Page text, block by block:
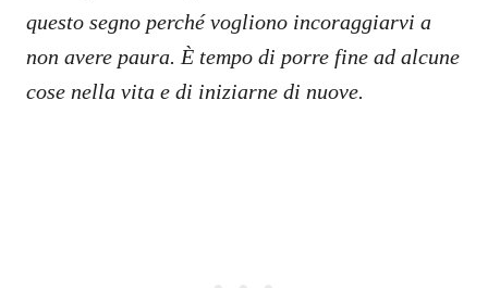
questo segno perché vogliono incoraggiarvi a
non avere paura. È tempo di porre fine ad alcune
cose nella vita e di iniziarne di nuove.